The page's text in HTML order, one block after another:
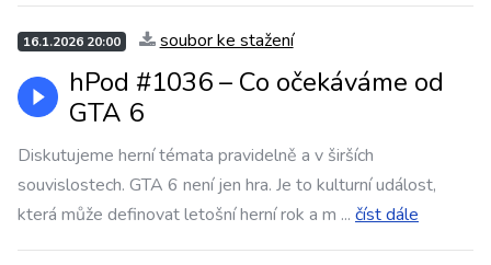
16.1.2026 20:00 soubor ke stažení
hPod #1036 – ⁠⁠⁠⁠⁠⁠Co očekáváme od
GTA 6
Diskutujeme herní témata pravidelně a v širších
souvislostech. GTA 6 není jen hra. Je to kulturní událost,
která může definovat letošní herní rok a m ... číst dále